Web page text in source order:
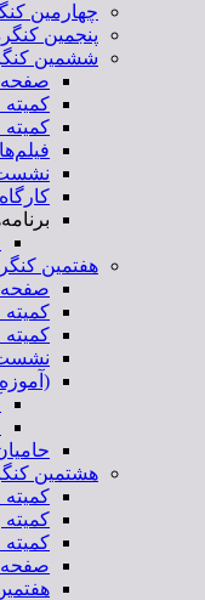
چهارمین
پنجمین
ششمین
کمیته
فیلم‌ها
هفتمین
صفحه
کمیته
هشتمین
کمیته
صفحه